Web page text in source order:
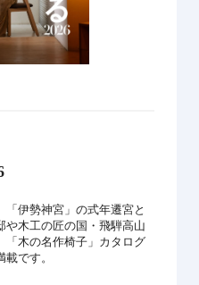
伊勢神宮」の式年遷宮と
や木工の匠の国・飛騨高山
「木の名作椅子」カタログ
です。